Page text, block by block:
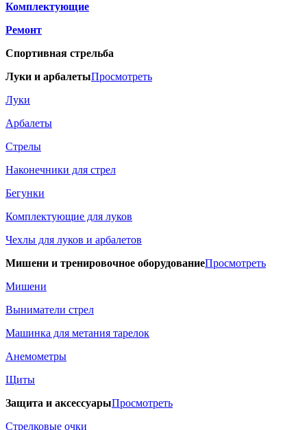
Комплектующие
Ремонт
Спортивная стрельба
Луки и арбалетыПросмотреть
Луки
Арбалеты
Стрелы
Наконечники для стрел
Бегунки
Комплектующие для луков
Чехлы для луков и арбалетов
Мишени и тренировочное оборудованиеПросмотреть
Мишени
Выниматели стрел
Машинка для метания тарелок
Анемометры
Щиты
Защита и аксессуарыПросмотреть
Стрелковые очки